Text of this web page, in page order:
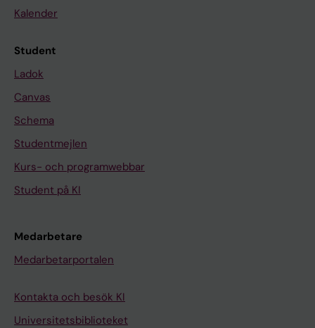
Kalender
Student
Ladok
Canvas
Schema
Studentmejlen
Kurs- och programwebbar
Student på KI
Medarbetare
Medarbetarportalen
Kontakta och besök KI
Universitetsbiblioteket